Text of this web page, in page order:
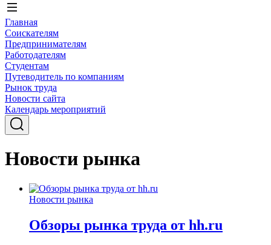
Главная
Соискателям
Предпринимателям
Работодателям
Студентам
Путеводитель по компаниям
Рынок труда
Новости сайта
Календарь мероприятий
Новости рынка
Новости рынка
Обзоры рынка труда от hh.ru